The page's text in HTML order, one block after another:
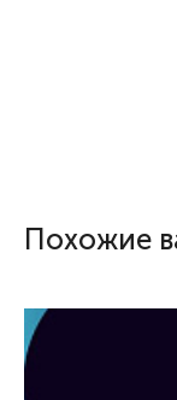
Похожие